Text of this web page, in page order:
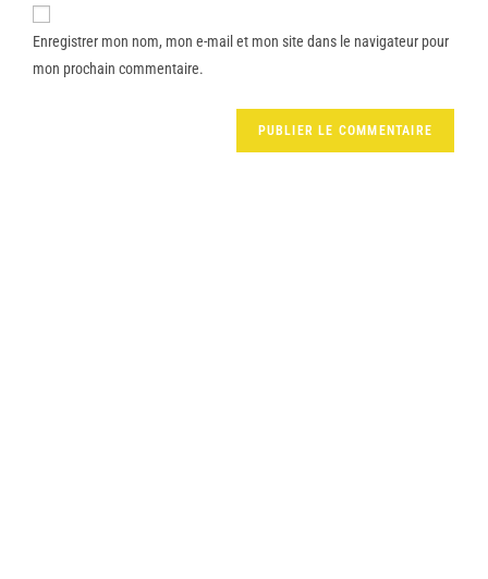
Enregistrer mon nom, mon e-mail et mon site dans le navigateur pour
mon prochain commentaire.